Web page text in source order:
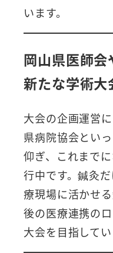
います。
岡山県医師会
新たな学術
大会の企画運営
県病院協会とい
仰ぎ、これまで
行中です。鍼灸
療現場に活かせ
後の医療連携の
大会を目指してい